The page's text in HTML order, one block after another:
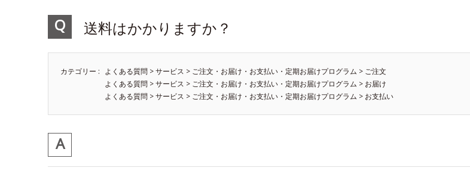
送料はかかりますか？
カテゴリー : よくある質問 >サービス > ご注文・お届け・お支払い・定期お届けプログラム > ご注文
よくある質問 >サービス > ご注文・お届け・お支払い・定期お届けプログラム > お届け
よくある質問 >サービス > ご注文・お届け・お支払い・定期お届けプログラム > お支払い